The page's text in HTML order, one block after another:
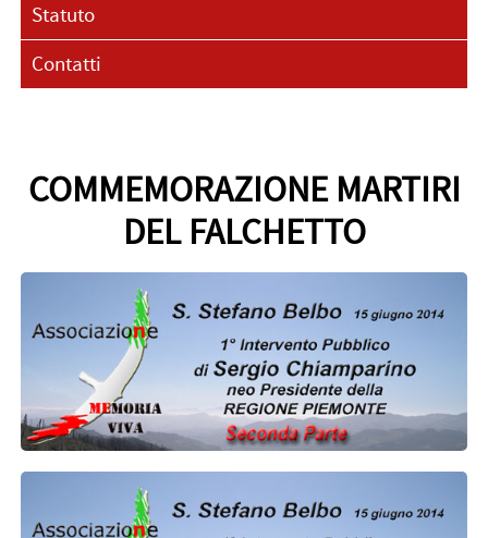
Statuto
Contatti
COMMEMORAZIONE MARTIRI
DEL FALCHETTO